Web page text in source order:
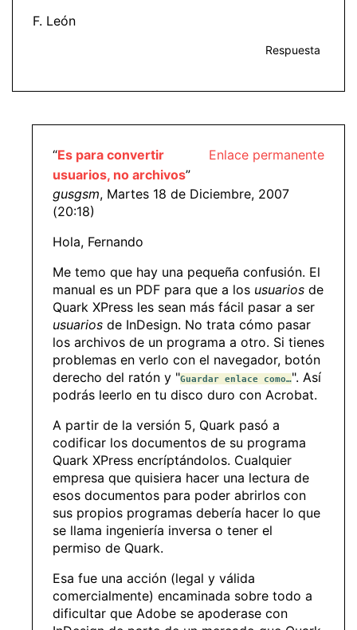
F. León
Respuesta
Enlace permanente
“Es para convertir
usuarios, no archivos”
gusgsm, Martes 18 de Diciembre, 2007
(20:18)
Hola, Fernando
Me temo que hay una pequeña confusión. El
manual es un PDF para que a los usuarios de
Quark XPress les sean más fácil pasar a ser
usuarios de InDesign. No trata cómo pasar
los archivos de un programa a otro. Si tienes
problemas en verlo con el navegador, botón
derecho del ratón y "Guardar enlace como…". Así
podrás leerlo en tu disco duro con Acrobat.
A partir de la versión 5, Quark pasó a
codificar los documentos de su programa
Quark XPress encríptándolos. Cualquier
empresa que quisiera hacer una lectura de
esos documentos para poder abrirlos con
sus propios programas debería hacer lo que
se llama ingeniería inversa o tener el
permiso de Quark.
Esa fue una acción (legal y válida
comercialmente) encaminada sobre todo a
dificultar que Adobe se apoderase con